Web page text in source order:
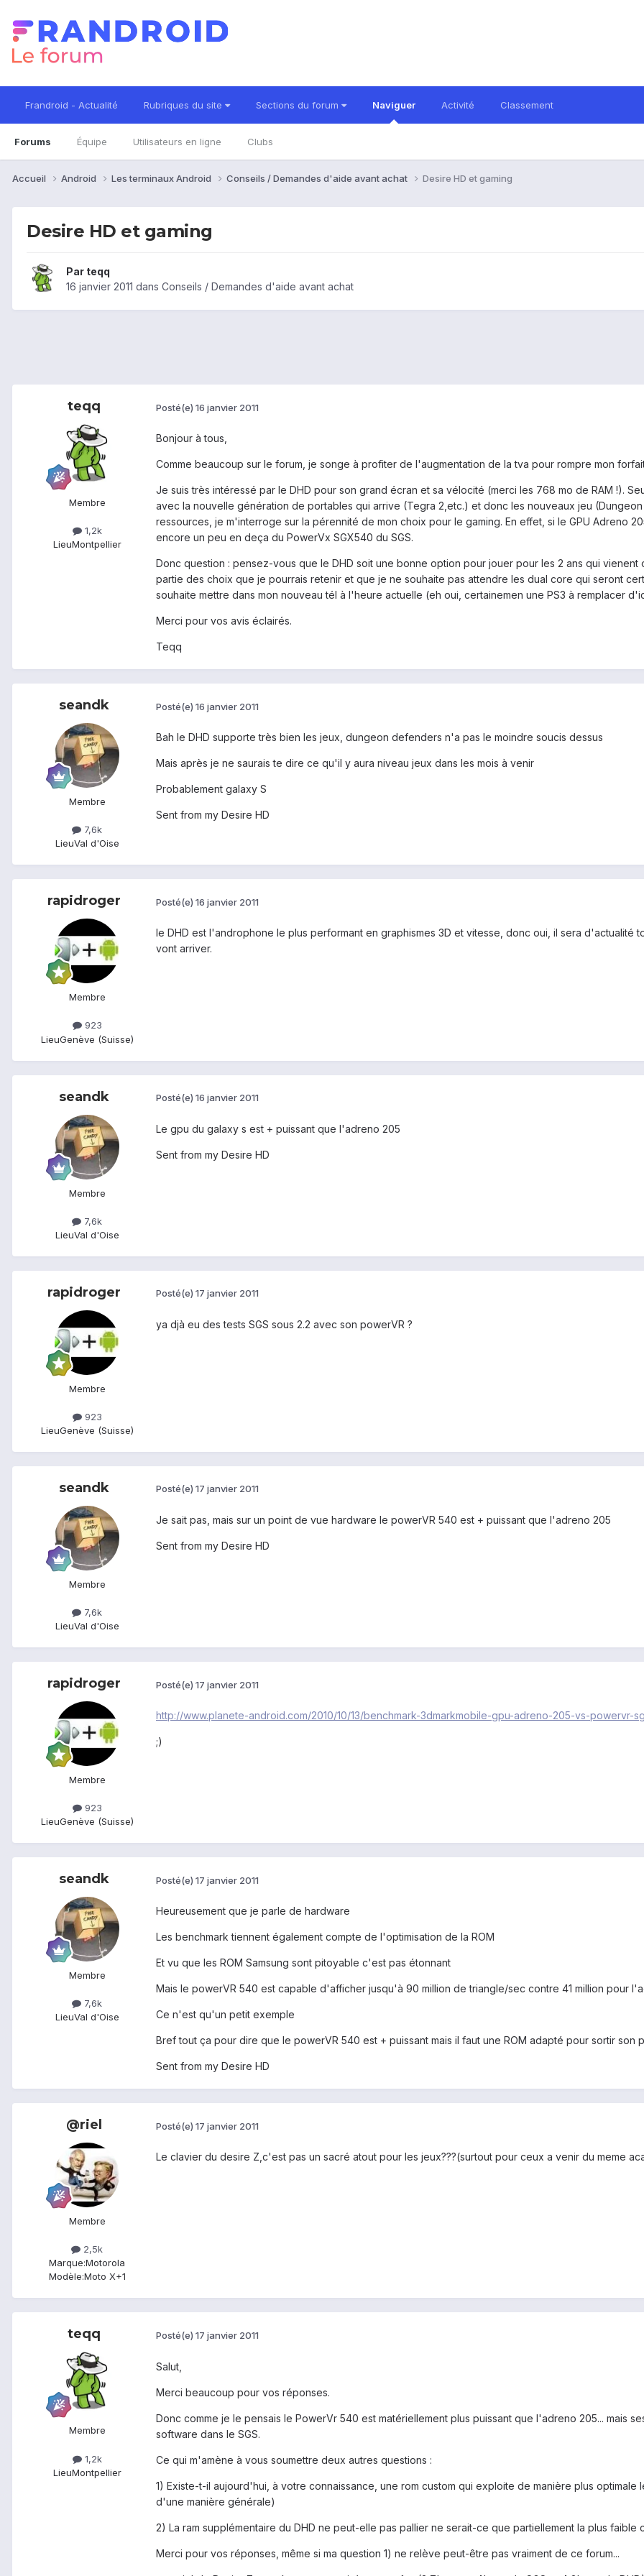
Frandroid - Actualité Rubriques du site Sections du forum Naviguer
Forums Équipe Utilisateurs en ligne Clubs
Activité Classement
Accueil Android Les terminaux Android Conseils / Demandes d'aide avant achat Desire HD et gaming
Desire HD et gaming
Par teqq
16 janvier 2011 dans Conseils / Demandes d'aide avant achat
teqq
Membre
1,2k
LieuMontpellier
Posté(e) 16 janvier 2011
Bonjour à tous,
Comme beaucoup sur le forum, je songe à profiter de l'augmentation de la tva pour rompre mon
Je suis très intéressé par le DHD pour son grand écran et sa vélocité (merci les 768 mo de RAM !).
avec la nouvelle génération de portables qui arrive (Tegra 2,etc.) et donc les nouveaux jeu
ressources, je m'interroge sur la pérennité de mon choix pour le gaming. En effet, si le GPU Adreno
encore un peu en deça du PowerVx SGX540 du SGS.
Donc question : pensez-vous que le DHD soit une bonne option pour jouer pour les 2 ans qui vienent
partie des choix que je pourrais retenir et que je ne souhaite pas attendre les dual core qui seront
souhaite mettre dans mon nouveau tél à l'heure actuelle (eh oui, certainemen une PS3 à remplacer
Merci pour vos avis éclairés.
Teqq
seandk
Membre
7,6k
LieuVal d'Oise
Posté(e) 16 janvier 2011
Bah le DHD supporte très bien les jeux, dungeon defenders n'a pas le moindre soucis dessus
Mais après je ne saurais te dire ce qu'il y aura niveau jeux dans les mois à venir
Probablement galaxy S
Sent from my Desire HD
rapidroger
Membre
923
LieuGenève (Suisse)
Posté(e) 16 janvier 2011
le DHD est l'androphone le plus performant en graphismes 3D et vitesse, donc oui, il sera d'actualité
vont arriver.
seandk
Membre
7,6k
LieuVal d'Oise
Posté(e) 16 janvier 2011
Le gpu du galaxy s est + puissant que l'adreno 205
Sent from my Desire HD
rapidroger
Membre
923
LieuGenève (Suisse)
Posté(e) 17 janvier 2011
ya djà eu des tests SGS sous 2.2 avec son powerVR ?
seandk
Membre
7,6k
LieuVal d'Oise
Posté(e) 17 janvier 2011
Je sait pas, mais sur un point de vue hardware le powerVR 540 est + puissant que l'adreno 205
Sent from my Desire HD
rapidroger
Membre
923
LieuGenève (Suisse)
Posté(e) 17 janvier 2011
http://www.planete-android.com/2010/10/13/benchmark-3dmarkmobile-gpu-adreno-205-vs-powervr-
;)
seandk
Membre
7,6k
LieuVal d'Oise
Posté(e) 17 janvier 2011
Heureusement que je parle de hardware
Les benchmark tiennent également compte de l'optimisation de la ROM
Et vu que les ROM Samsung sont pitoyable c'est pas étonnant
Mais le powerVR 540 est capable d'afficher jusqu'à 90 million de triangle/sec contre 41 million pour
Ce n'est qu'un petit exemple
Bref tout ça pour dire que le powerVR 540 est + puissant mais il faut une ROM adapté pour sortir son
Sent from my Desire HD
@riel
Membre
2,5k
Marque:Motorola
Modèle:Moto X+1
Posté(e) 17 janvier 2011
Le clavier du desire Z,c'est pas un sacré atout pour les jeux???(surtout pour ceux a venir du meme
teqq
Membre
1,2k
LieuMontpellier
Posté(e) 17 janvier 2011
Salut,
Merci beaucoup pour vos réponses.
Donc comme je le pensais le PowerVr 540 est matériellement plus puissant que l'adreno 205... mais
software dans le SGS.
Ce qui m'amène à vous soumettre deux autres questions :
1) Existe-t-il aujourd'hui, à votre connaissance, une rom custom qui exploite de manière plus
d'une manière générale)
2) La ram supplémentaire du DHD ne peut-elle pas pallier ne serait-ce que partiellement la plus
Merci pour vos réponses, même si ma question 1) ne relève peut-être pas vraiment de ce forum...